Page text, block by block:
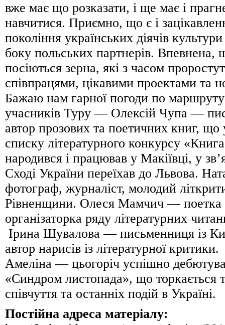
вже має що розказати, і ще має і
навчитися. Приємно, що є і
покоління українських діячів
боку польських партнерів. Впевнена,
посіються зерна, які з часом
співпрацями, цікавими проектами та
Бажаю нам гарної погоди по
учасників Туру ― Олексій Чупа ―
автор прозових та поетичних книг, що
списку літературного конкурсу
народився і працював у Макіївці, у
Сході України переїхав до Львова.
фотограф, журналіст, молодий
Рівненщини. Олеся Мамчич ― поетка
організаторка ряду літературних
Ірина Шувалова ― письменниця із
автор нарисів із літературної критики.
Амеліна ― цьогоріч успішно
«Синдром листопада», що торкається
співчуття та останніх подій в Україні.
Постійна адреса матеріалу: